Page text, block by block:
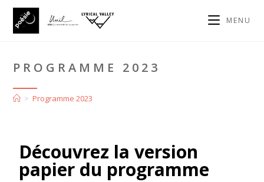
MENU
PROGRAMME 2023
> Programme 2023
Découvrez la version
papier du programme